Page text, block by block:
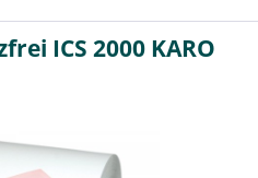
ICS 2000 KARO